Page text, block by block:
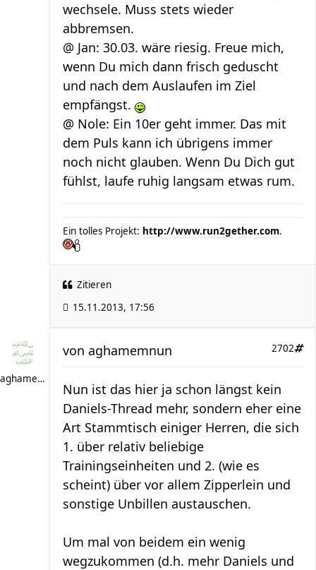
wechsele. Muss stets wieder
abbremsen.
@ Jan: 30.03. wäre riesig. Freue mich,
wenn Du mich dann frisch geduscht
und nach dem Auslaufen im Ziel
empfängst.
@ Nole: Ein 10er geht immer. Das mit
dem Puls kann ich übrigens immer
noch nicht glauben. Wenn Du Dich gut
fühlst, laufe ruhig langsam etwas rum.
Ein tolles Projekt: http://www.run2gether.com.
Zitieren
15.11.2013, 17:56
aghamemnun
2702
von aghamemnun
Nun ist das hier ja schon längst kein
Daniels-Thread mehr, sondern eher eine
Art Stammtisch einiger Herren, die sich
1. über relativ beliebige
Trainingseinheiten und 2. (wie es
scheint) über vor allem Zipperlein und
sonstige Unbillen austauschen.
Um mal von beidem ein wenig
wegzukommen (d.h. mehr Daniels und